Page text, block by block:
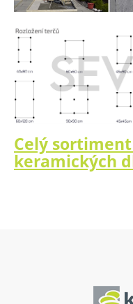
Celý
keramických